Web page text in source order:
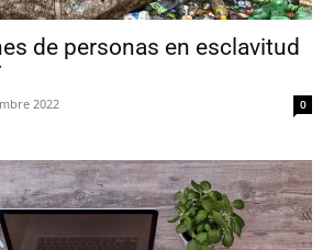
de personas en esclavitud
2022 0